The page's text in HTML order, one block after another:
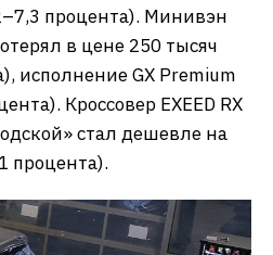
процента). Минивэн
в цене 250 тысяч
исполнение GX Premium
Кроссовер EXEED RX
стал дешевле на
процента).